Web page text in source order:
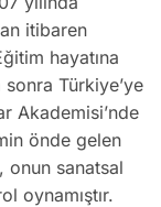
itibaren
hayatına
Türkiye’ye
Akademisi’nde
önde gelen
onun sanatsal
oynamıştır.